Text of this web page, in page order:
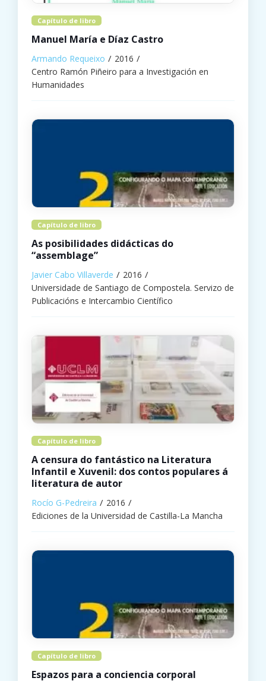
Capítulo de libro
Manuel María e Díaz Castro
Armando Requeixo
2016
Centro Ramón Piñeiro para a Investigación en
Humanidades
Capítulo de libro
As posibilidades didácticas do
“assemblage”
Javier Cabo Villaverde
2016
Universidade de Santiago de Compostela. Servizo de
Publicacións e Intercambio Científico
Capítulo de libro
A censura do fantástico na Literatura
Infantil e Xuvenil: dos contos populares á
literatura de autor
Rocío G-Pedreira
2016
Ediciones de la Universidad de Castilla-La Mancha
Capítulo de libro
Espazos para a conciencia corporal